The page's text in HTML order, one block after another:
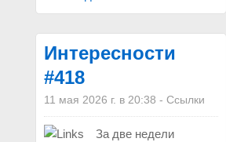
Интересности
#418
11 мая 2026 г. в 20:38 - Ссылки
За две недели